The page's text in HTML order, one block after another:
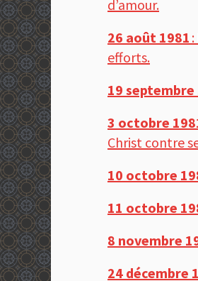
d’amour.
26 août 1981
efforts.
19 septembre
3 octobre
Christ contre
10 octobre
11 octobre
8 novembre
24 décembre